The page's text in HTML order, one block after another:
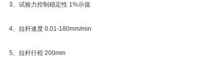
3、试验力控制稳定性 1%示值
4、拉杆速度 0.01-180mm/min
5、拉杆行程 200mm